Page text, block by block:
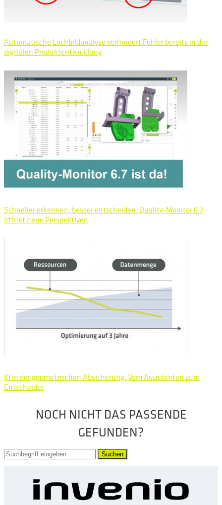
Automatische Lochbildanalyse verhindert Fehler bereits in der
digitalen Produktentwicklung
Schneller erkennen, besser entscheiden: Quality-Monitor 6.7
öffnet neue Perspektiven
KI in der geometrischen Absicherung: Vom Assistenten zum
Entscheider
NOCH NICHT DAS PASSENDE
GEFUNDEN?
Suchen